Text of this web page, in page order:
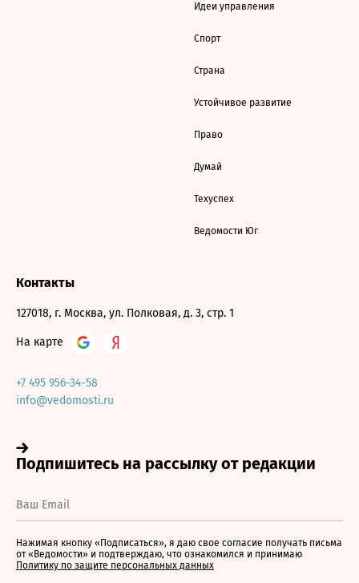
Идеи управления
Спорт
Страна
Устойчивое развитие
Право
Думай
Техуспех
Ведомости Юг
Контакты
127018, г. Москва, ул. Полковая, д. 3, стр. 1
На карте
+7 495 956-34-58
info@vedomosti.ru
Нажимая кнопку «Подписаться», я даю свое согласие получать письма
от «Ведомости» и подтверждаю, что ознакомился и принимаю
Политику по защите персональных данных